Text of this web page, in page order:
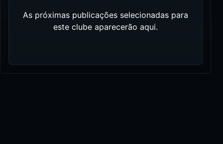
As próximas publicações selecionadas para
este clube aparecerão aqui.